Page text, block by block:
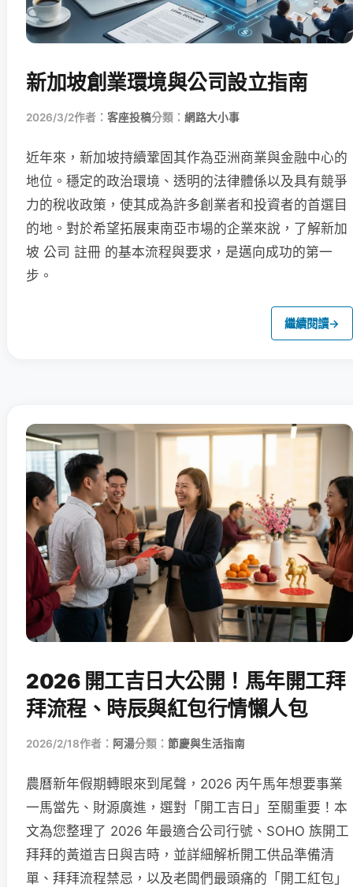
新加坡創業環境與公司設立指南
2026/3/2作者： 客座投稿分類： 網路大小事
近年來，新加坡持續鞏固其作為亞洲商業與金融中心的
地位。穩定的政治環境、透明的法律體係以及具有競爭
力的稅收政策，使其成為許多創業者和投資者的首選目
的地。對於希望拓展東南亞市場的企業來說，了解新加
坡 公司 註冊 的基本流程與要求，是邁向成功的第一
步。
繼續閱讀→
2026 開工吉日大公開！馬年開工拜
拜流程、時辰與紅包行情懶人包
2026/2/18作者： 阿湯分類： 節慶與生活指南
農曆新年假期轉眼來到尾聲，2026 丙午馬年想要事業
一馬當先、財源廣進，選對「開工吉日」至關重要！本
文為您整理了 2026 年最適合公司行號、SOHO 族開工
拜拜的黃道吉日與吉時，並詳細解析開工供品準備清
單、拜拜流程禁忌，以及老闆們最頭痛的「開工紅包」